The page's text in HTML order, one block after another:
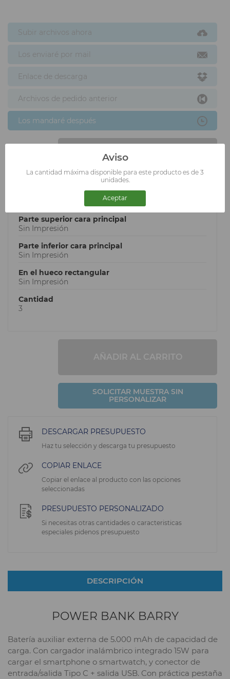
Subir archivos ahora
Los enviaré por mail
Enlace de descarga
Archivos de pedido anterior
Los mandaré después
AÑADIR AL CARRITO
Parte superior cara principal
Sin Impresión
Parte inferior cara principal
Sin Impresión
En el hueco rectangular
Sin Impresión
Cantidad
3
AÑADIR AL CARRITO
SOLICITAR MUESTRA SIN
PERSONALIZAR
DESCARGAR PRESUPUESTO
Haz tu selección y descarga tu presupuesto
COPIAR ENLACE
Copiar el enlace al producto con las opciones
seleccionadas
PRESUPUESTO PERSONALIZADO
Si necesitas otras cantidades o caracteristicas
especiales pidenos presupuesto
DESCRIPCIÓN
POWER BANK BARRY
Batería auxiliar externa de 5.000 mAh de capacidad de
carga. Con cargador inalámbrico integrado 15W para
cargar el smartphone o smartwatch, y conector de
entrada/salida Tipo C + salida USB. Con práctica pestaña
Aviso
La cantidad máxima disponible para este producto es de 3
unidades.
Aceptar